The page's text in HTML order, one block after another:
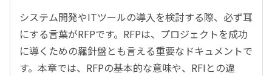
システム開発やITツールの導入を検討する際、必ず耳
にする言葉がRFPです。RFPは、プロジェクトを成功
に導くための羅針盤とも言える重要なドキュメントで
す。本章では、RFPの基本的な意味や、RFIとの違